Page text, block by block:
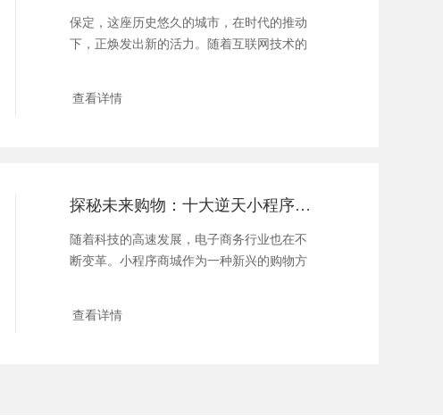
保定，这座历史悠久的城市，在时代的推动
下，正焕发出新的活力。随着互联网技术的
查看详情
探秘未来购物：十大逆天小程序商城，指尖上的消费革命！
随着科技的高速发展，电子商务行业也在不
断变革。小程序商城作为一种新兴的购物方
查看详情